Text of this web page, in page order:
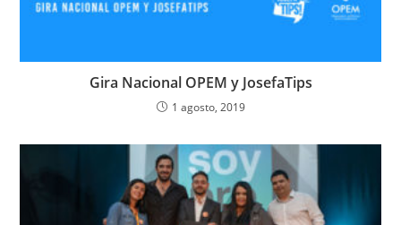
Gira Nacional OPEM y JosefaTips
1 agosto, 2019